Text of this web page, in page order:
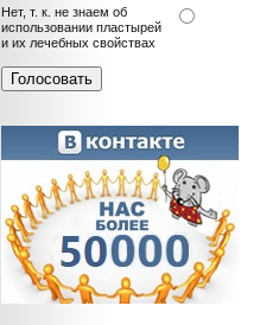
Нет, т. к. не знаем об
использовании пластырей
и их лечебных свойствах